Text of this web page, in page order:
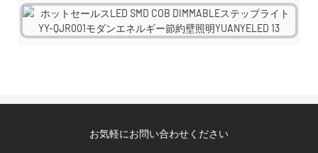
お気軽にお問い合わせください